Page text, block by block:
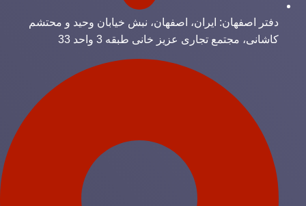
دفتر اصفهان: ایران، اصفهان، نبش خیابان وحید و محتشم
کاشانی، مجتمع تجاری عزیز خانی طبقه 3 واحد 33